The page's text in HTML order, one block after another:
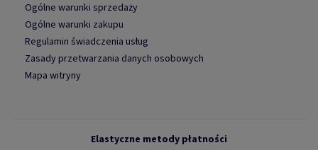
Ogólne warunki sprzedaży
Ogólne warunki zakupu
Regulamin świadczenia usług
Zasady przetwarzania danych osobowych
Mapa witryny
Elastyczne metody płatności